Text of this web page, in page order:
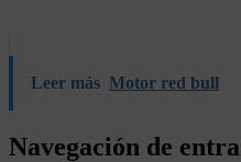
Leer más Motor red bull
Navegación de